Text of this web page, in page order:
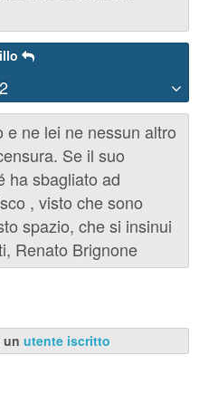
e ne lei ne nessun altro
Se il suo
ha sbagliato ad
, visto che sono
spazio, che si insinui
Renato Brignone
un utente iscritto